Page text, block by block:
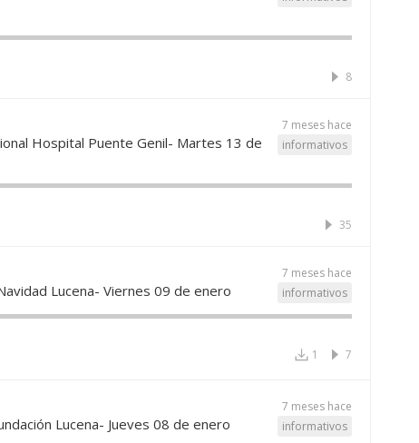
8
7 meses hace
informativos
Hospital Puente Genil- Martes 13 de
35
7 meses hace
informativos
Lucena- Viernes 09 de enero
7
1
7 meses hace
informativos
Lucena- Jueves 08 de enero